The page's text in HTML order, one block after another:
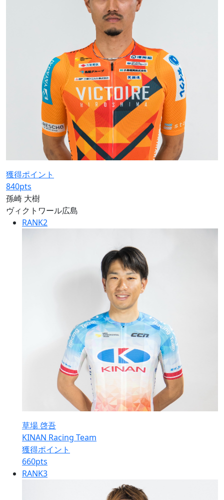
獲得ポイント
840pts
孫崎 大樹
ヴィクトワール広島
RANK2
草場 啓吾
KINAN Racing Team
獲得ポイント
660pts
RANK3